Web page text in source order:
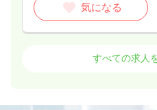
気になる
正・准看護師すべての求人